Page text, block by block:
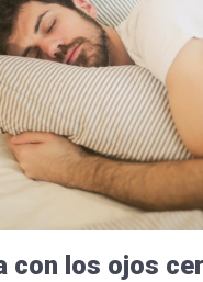
con los ojos